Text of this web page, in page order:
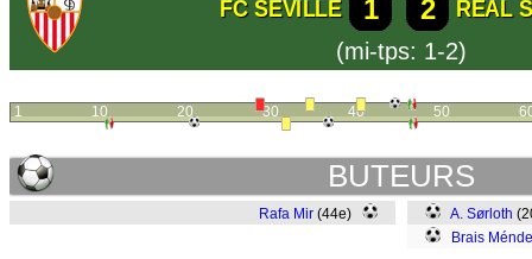
FC SEVILLE 1 2
REAL
(mi-tps: 1-2)
1 10 20 30 40 50
BUTEURS
Rafa Mir (44e) A. Sørloth
Brais